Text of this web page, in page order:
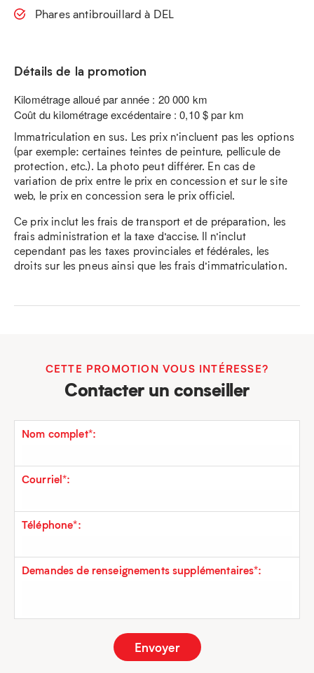
Phares antibrouillard à DEL
Détails de la promotion
Kilométrage alloué par année : 20 000 km
Coût du kilométrage excédentaire : 0,10 $ par km
Immatriculation en sus. Les prix n’incluent pas les options
(par exemple: certaines teintes de peinture, pellicule de
protection, etc.). La photo peut différer. En cas de
variation de prix entre le prix en concession et sur le site
web, le prix en concession sera le prix officiel.
Ce prix inclut les frais de transport et de préparation, les
frais administration et la taxe d’accise. Il n’inclut
cependant pas les taxes provinciales et fédérales, les
droits sur les pneus ainsi que les frais d’immatriculation.
CETTE PROMOTION VOUS INTÉRESSE?
Contacter un conseiller
Nom complet*:
Courriel*:
Téléphone*:
Demandes de renseignements supplémentaires*: